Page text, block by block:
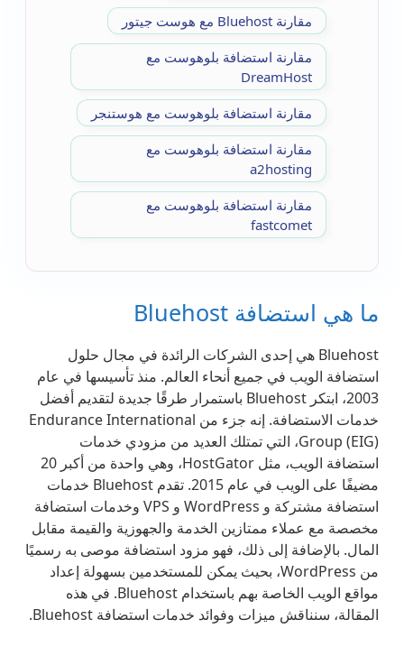
مقارنة Bluehost مع هوست جيتور
مقارنة استضافة بلوهوست مع
DreamHost
مقارنة استضافة بلوهوست مع هوستنجر
مقارنة استضافة بلوهوست مع
a2hosting
مقارنة استضافة بلوهوست مع
fastcomet
ما هي استضافة Bluehost
Bluehost هي إحدى الشركات الرائدة في مجال حلول
استضافة الويب في جميع أنحاء العالم. منذ تأسيسها في عام
2003، ابتكر Bluehost باستمرار طرقًا جديدة لتقديم أفضل
خدمات الاستضافة. إنه جزء من Endurance International
Group (EIG)، التي تمتلك العديد من مزودي خدمات
استضافة الويب، مثل HostGator، وهي واحدة من أكبر 20
مضيفًا على الويب في عام 2015. تقدم Bluehost خدمات
استضافة مشتركة و WordPress و VPS وخدمات استضافة
مخصصة مع عملاء ممتازين الخدمة والجهوزية والقيمة مقابل
المال. بالإضافة إلى ذلك، فهو مزود استضافة موصى به رسميًا
من WordPress، بحيث يمكن للمستخدمين بسهولة إعداد
مواقع الويب الخاصة بهم باستخدام Bluehost. في هذه
المقالة، سنناقش ميزات وفوائد خدمات استضافة Bluehost.